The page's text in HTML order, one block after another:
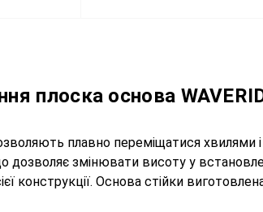
плоска основа
плавно переміщатися
дозволяє змінювати висоту у
конструкції. Основа стійки